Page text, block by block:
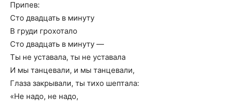
Припев:
Сто двадцать в минуту
В груди грохотало
Сто двадцать в минуту —
Ты не уставала, ты не уставала
И мы танцевали, и мы танцевали,
Глаза закрывали, ты тихо шептала:
«Не надо, не надо,